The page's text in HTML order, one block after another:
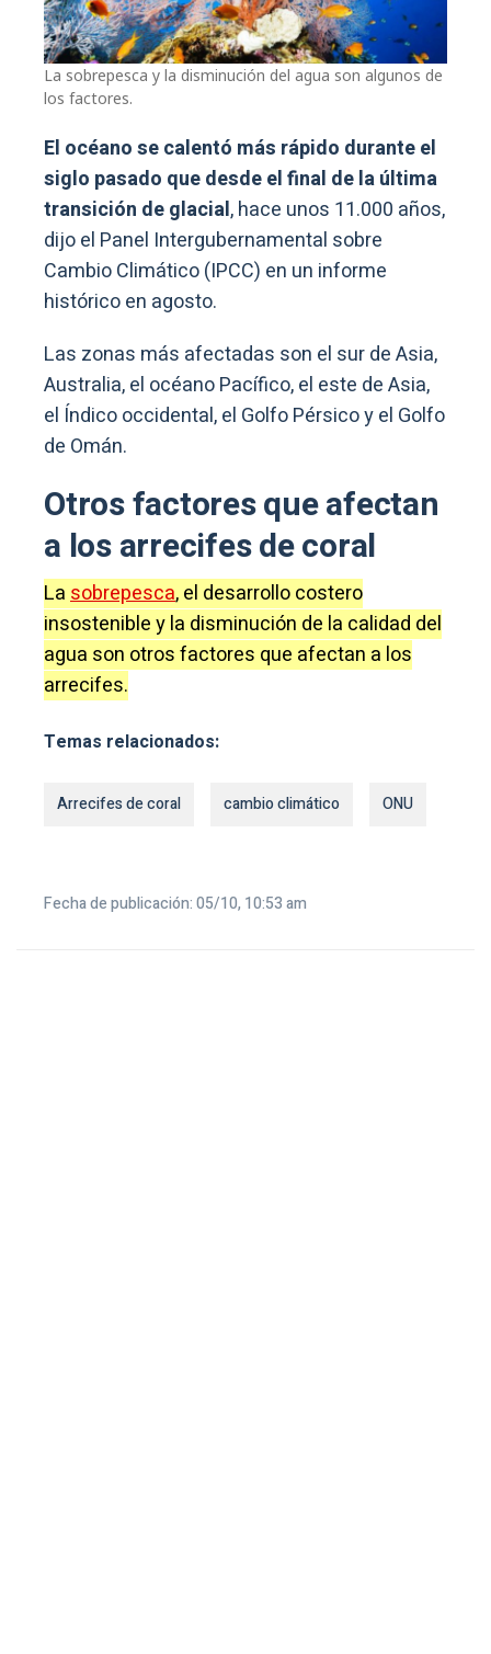
La sobrepesca y la disminución del agua son algunos de
los factores.
El océano se calentó más rápido durante el
siglo pasado que desde el final de la última
transición de glacial, hace unos 11.000 años,
dijo el Panel Intergubernamental sobre
Cambio Climático (IPCC) en un informe
histórico en agosto.
Las zonas más afectadas son el sur de Asia,
Australia, el océano Pacífico, el este de Asia,
el Índico occidental, el Golfo Pérsico y el Golfo
de Omán.
Otros factores que afectan
a los arrecifes de coral
Lasobrepesca, el desarrollo costero
insostenible y la disminución de la calidad del
agua son otros factores que afectan a los
arrecifes.
Temas relacionados:
Arrecifes de coral cambio climático ONU
Fecha de publicación: 05/10, 10:53 am